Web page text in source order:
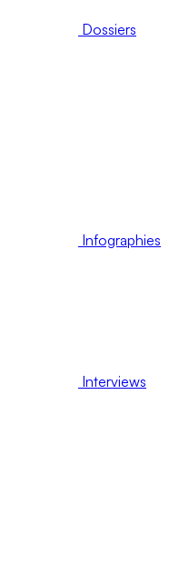
Dossiers
Infographies
Interviews